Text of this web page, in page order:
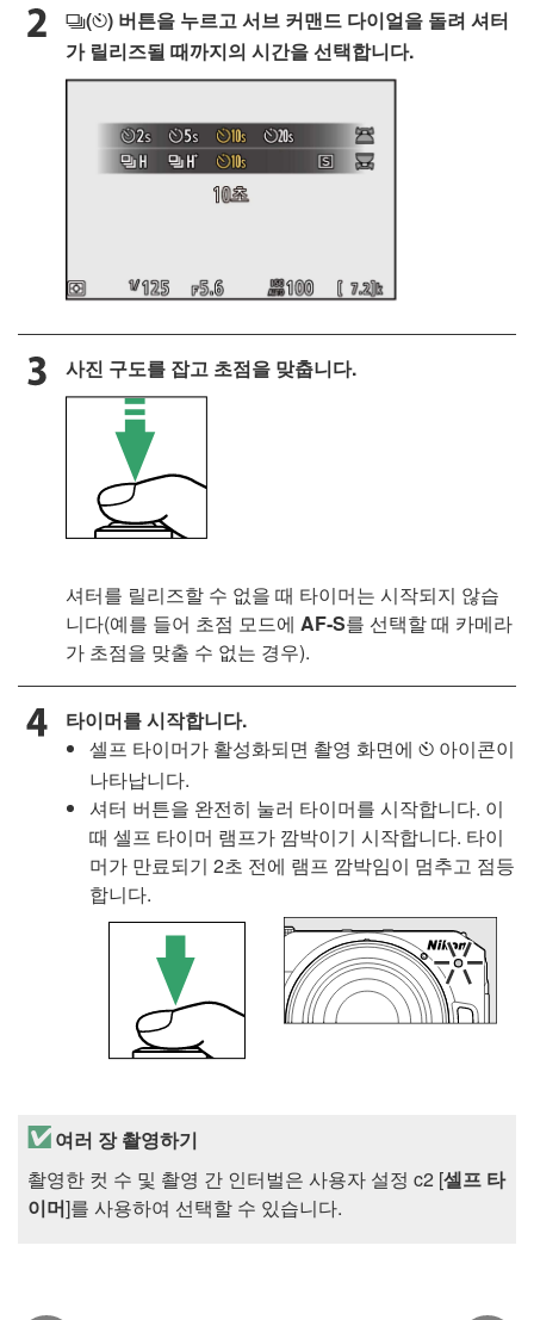
c(E) 버튼을 누르고 서브 커맨드 다이얼을 돌려 셔터
가 릴리즈될 때까지의 시간을 선택합니다.
사진 구도를 잡고 초점을 맞춥니다.
셔터를 릴리즈할 수 없을 때 타이머는 시작되지 않습
니다(예를 들어 초점 모드에 AF‑S를 선택할 때 카메라
가 초점을 맞출 수 없는 경우).
타이머를 시작합니다.
셀프 타이머가 활성화되면 촬영 화면에 E 아이콘이
나타납니다.
셔터 버튼을 완전히 눌러 타이머를 시작합니다. 이
때 셀프 타이머 램프가 깜박이기 시작합니다. 타이
머가 만료되기 2초 전에 램프 깜박임이 멈추고 점등
합니다.
여러 장 촬영하기
촬영한 컷 수 및 촬영 간 인터벌은 사용자 설정 c2 [셀프 타
이머]를 사용하여 선택할 수 있습니다.